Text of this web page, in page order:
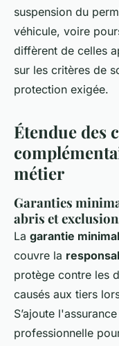
suspension du
véhicule, voire
diffèrent de celles
sur les critères de
protection exigée.
Étendue des
métier
Garanties
abris et
La garantie
couvre la
protège contre les
causés aux tiers
S’ajoute
professionnelle